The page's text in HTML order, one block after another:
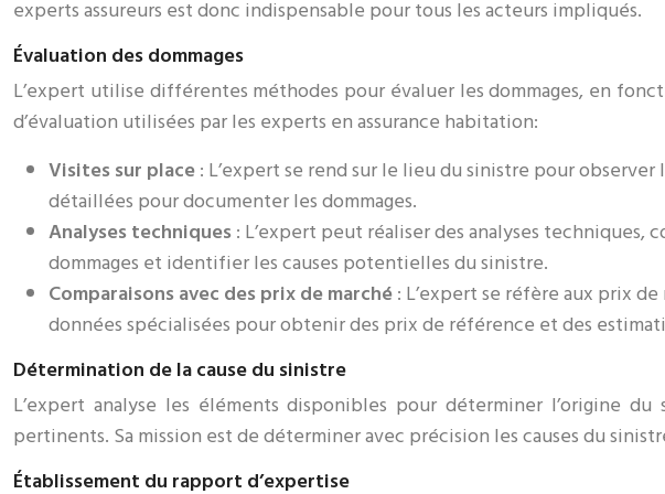
experts assureurs est donc indispensable pour tous les acteurs impliqués.
Évaluation des dommages
L’expert utilise différentes méthodes pour évaluer les dommages, en
d’évaluation utilisées par les experts en assurance habitation:
Visites sur place: L’expert se rend sur le lieu du sinistre pour
détaillées pour documenter les dommages.
Analyses techniques: L’expert peut réaliser des analyses techniques,
dommages et identifier les causes potentielles du sinistre.
Comparaisons avec des prix de marché: L’expert se réfère aux prix
données spécialisées pour obtenir des prix de référence et des
Détermination de la cause du sinistre
L’expert analyse les éléments disponibles pour déterminer l’origine
pertinents. Sa mission est de déterminer avec précision les causes du
Établissement du rapport d’expertise